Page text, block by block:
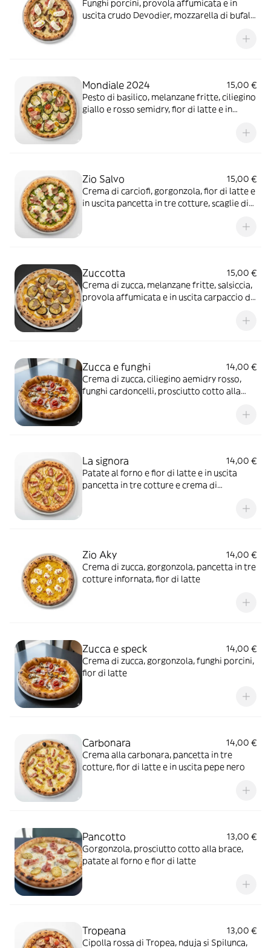
Funghi porcini, provola affumicata e in
uscita crudo Devodier, mozzarella di bufala
Mondiale 2024
15,00 €
Pesto di basilico, melanzane fritte, ciliegino
giallo e rosso semidry, fior di latte e in
Zio Salvo
15,00 €
Crema di carciofi, gorgonzola, fior di latte e
in uscita pancetta in tre cotture, scaglie di
Zuccotta
15,00 €
Crema di zucca, melanzane fritte, salsiccia,
provola affumicata e in uscita carpaccio di
Zucca e funghi
14,00 €
Crema di zucca, ciliegino aemidry rosso,
funghi cardoncelli, prosciutto cotto alla
La signora
14,00 €
Patate al forno e fior di latte e in uscita
pancetta in tre cotture e crema di
Zio Aky
14,00 €
Crema di zucca, gorgonzola, pancetta in tre
cotture infornata, fior di latte
Zucca e speck
14,00 €
Crema di zucca, gorgonzola, funghi porcini,
fior di latte
Carbonara
14,00 €
Crema alla carbonara, pancetta in tre
cotture, fior di latte e in uscita pepe nero
Pancotto
13,00 €
Gorgonzola, prosciutto cotto alla brace,
patate al forno e fior di latte
Tropeana
13,00 €
Cipolla rossa di Tropea, nduja si Spilunca,